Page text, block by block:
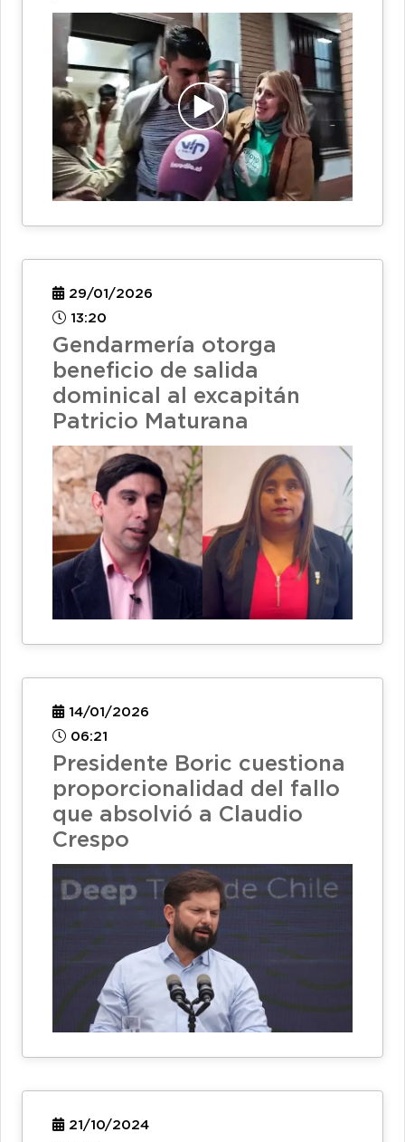
29/01/2026
13:20
Gendarmería otorga
beneficio de salida
dominical al excapitán
Patricio Maturana
14/01/2026
06:21
Presidente Boric cuestiona
proporcionalidad del fallo
que absolvió a Claudio
Crespo
21/10/2024